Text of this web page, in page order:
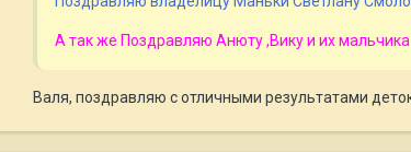
А так же Поздравляю Анюту ,Вику и их
Валя, поздравляю с отличными результатами